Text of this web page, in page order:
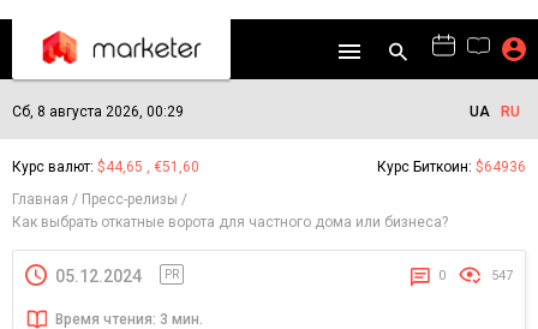
Сб, 8 августа 2026, 00:29 UA RU
Курс валют: $44,65 , €51,60 Курс Биткоин: $64936
Главная
Пресс-релизы
Как выбрать откатные ворота для частного дома или бизнеса?
05.12.2024 PR 0 547
Время чтения: 3 мин.